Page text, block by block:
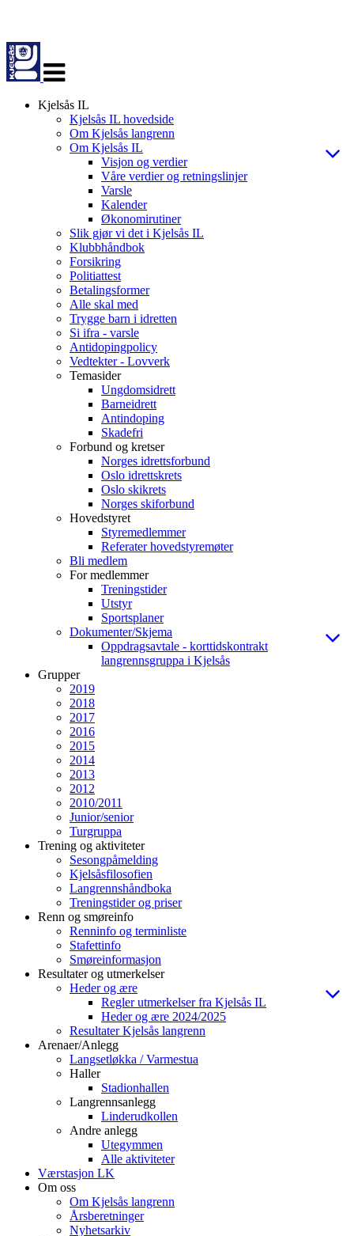
navigasjon
Kjelsås IL
Kjelsås IL hovedside
Om Kjelsås langrenn
Om Kjelsås IL
Visjon og verdier
Våre verdier og retningslinjer
Varsle
Kalender
Økonomirutiner
Slik gjør vi det i Kjelsås IL
Klubbhåndbok
Forsikring
Politiattest
Betalingsformer
Alle skal med
Trygge barn i idretten
Si ifra - varsle
Antidopingpolicy
Vedtekter - Lovverk
Temasider
Ungdomsidrett
Barneidrett
Antindoping
Skadefri
Forbund og kretser
Norges idrettsforbund
Oslo idrettskrets
Oslo skikrets
Norges skiforbund
Hovedstyret
Styremedlemmer
Referater hovedstyremøter
Bli medlem
For medlemmer
Treningstider
Utstyr
Sportsplaner
Dokumenter/Skjema
Oppdragsavtale - korttidskontrakt
langrennsgruppa i Kjelsås
Grupper
2019
2018
2017
2016
2015
2014
2013
2012
2010/2011
Junior/senior
Turgruppa
Trening og aktiviteter
Sesongpåmelding
Kjelsåsfilosofien
Langrennshåndboka
Treningstider og priser
Renn og smøreinfo
Renninfo og terminliste
Stafettinfo
Smøreinformasjon
Resultater og utmerkelser
Heder og ære
Regler utmerkelser fra Kjelsås IL
Heder og ære 2024/2025
Resultater Kjelsås langrenn
Arenaer/Anlegg
Langsetløkka / Varmestua
Haller
Stadionhallen
Langrennsanlegg
Linderudkollen
Andre anlegg
Utegymmen
Alle aktiviteter
Værstasjon LK
Om oss
Om Kjelsås langrenn
Årsberetninger
Nyhetsarkiv